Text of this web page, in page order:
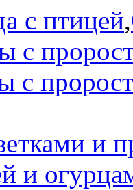
с птицей,
с
с
и
и